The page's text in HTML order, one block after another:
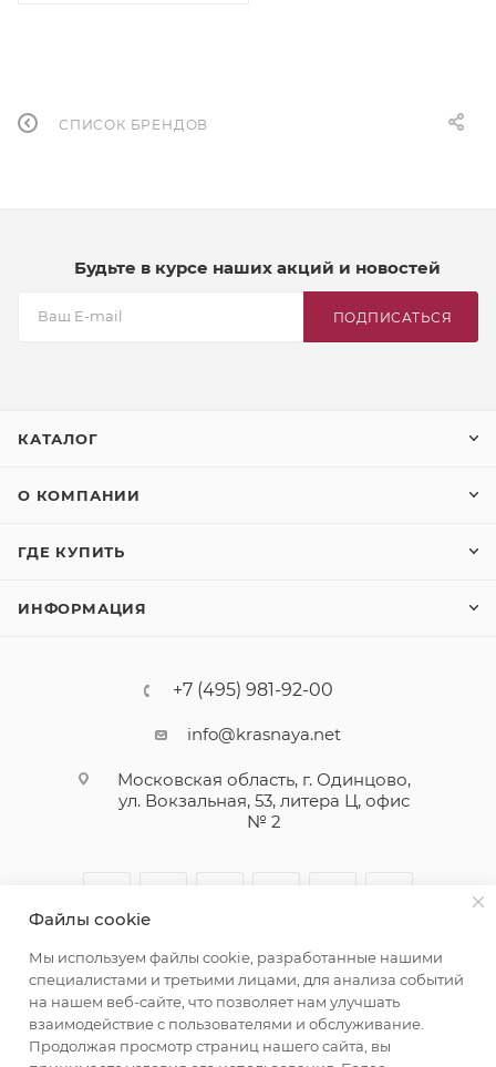
СПИСОК БРЕНДОВ
Будьте в курсе наших акций и новостей
ПОДПИСАТЬСЯ
КАТАЛОГ
О КОМПАНИИ
ГДЕ КУПИТЬ
ИНФОРМАЦИЯ
+7 (495) 981-92-00
info@krasnaya.net
Московская область, г. Одинцово,
ул. Вокзальная, 53, литера Ц, офис
№ 2
© 2026 Русская Косметика. Все права защищены
Файлы cookie
Мы используем файлы cookie, разработанные нашими
специалистами и третьими лицами, для анализа событий
на нашем веб-сайте, что позволяет нам улучшать
взаимодействие с пользователями и обслуживание.
Продолжая просмотр страниц нашего сайта, вы